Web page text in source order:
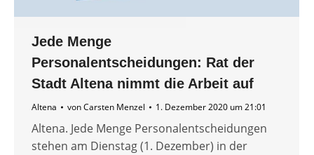
Jede Menge
Personalentscheidungen: Rat der
Stadt Altena nimmt die Arbeit auf
Altena vonCarsten Menzel 1. Dezember 2020 um 21:01
Altena. Jede Menge Personalentscheidungen
stehen am Dienstag (1. Dezember) in der